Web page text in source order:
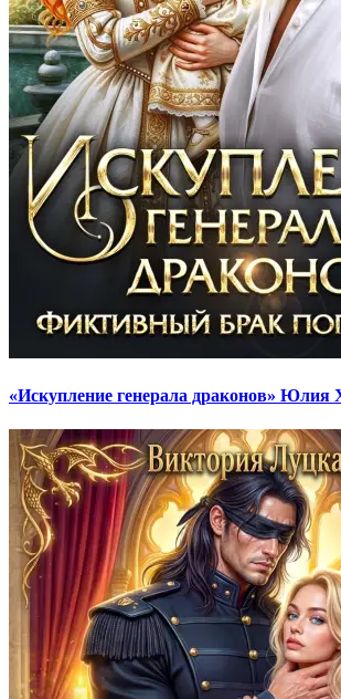
«Искупление генерала драконов» Юлия